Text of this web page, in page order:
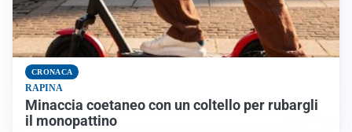
CRONACA
RAPINA
Minaccia coetaneo con un coltello per rubargli
il monopattino